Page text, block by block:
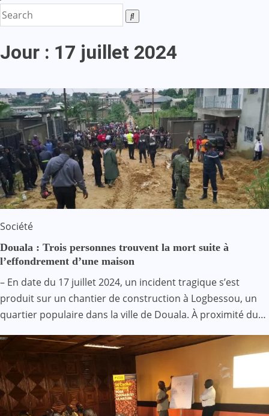
Jour : 17 juillet 2024
Société
Douala : Trois personnes trouvent la mort suite à
l’effondrement d’une maison
– En date du 17 juillet 2024, un incident tragique s’est
produit sur un chantier de construction à Logbessou, un
quartier populaire dans la ville de Douala. À proximité du…